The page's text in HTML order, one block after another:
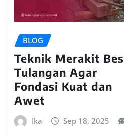
BLOG
Teknik Merakit
Tulangan Agar
Fondasi Kuat dan
Awet
Ika Sep 18, 2025